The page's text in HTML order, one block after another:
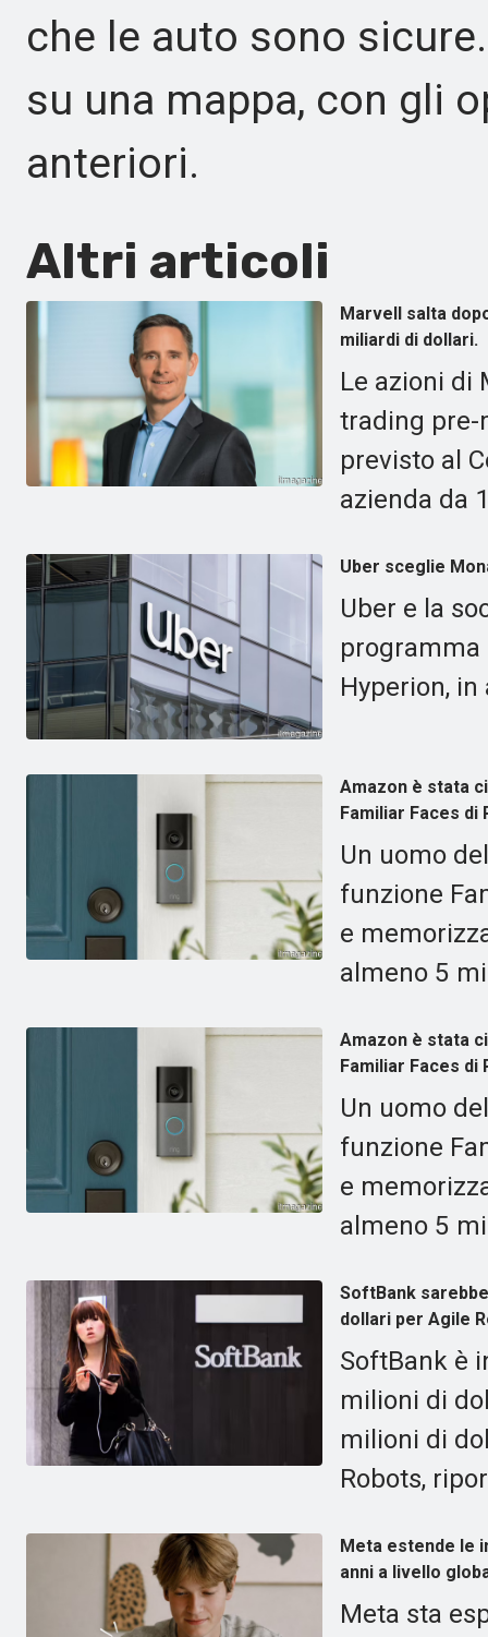
che le auto sono
su una mappa, con gli
anteriori.
Altri articoli
Marvell salta
miliardi di dollari.
Le azioni di
trading pre-
previsto al
azienda da
Uber sceglie
Uber e la
programma
Hyperion,
Amazon è stata
Familiar Faces di
Un uomo
funzione
e
almeno 5
Amazon è stata
Familiar Faces di
Un uomo
funzione
e
almeno 5
SoftBank
dollari per Agile
SoftBank è
milioni di
milioni di
Robots,
Meta estende le
anni a livello
Meta sta